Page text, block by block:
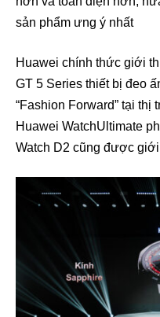
sản phẩm ưng ý nhất
Huawei chính thức giới
GT 5 Series thiết bị đeo
“Fashion Forward” tại
Huawei WatchUltimate
Watch D2 cũng được